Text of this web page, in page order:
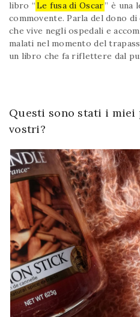
libro “Le fusa di Oscar” è una
commovente. Parla del dono
che vive negli ospedali e
malati nel momento del
un libro che fa riflettere dal
Questi sono stati i miei
vostri?